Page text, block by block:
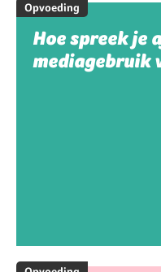
Opvoeding
Hoe spreek je
mediagebruik